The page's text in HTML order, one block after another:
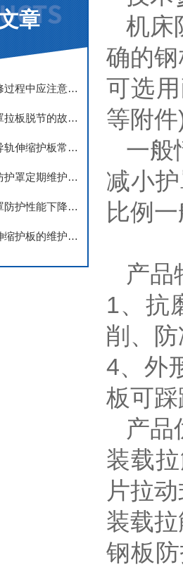
章
钢板防护罩维修过程中应注意事项分享
加工中心防护罩拉板脱节的故障解决措施
快速处置机床导轨伸缩护板常见故障是保障机床稳定运行的关键
建立加工中心防护罩定期维护机制是保障内部洁净的核心举措
加工中心防护罩防护性能下降问题的深度排查
简述机床导轨伸缩护板的维护保养要点
机床
确的
可选
等附件
一般
减小
比例
产品
1、抗
削、
4、
板可
产品
装载
片拉
装载
钢板